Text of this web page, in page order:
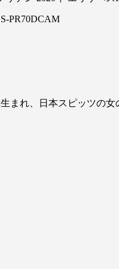
PR70DCAM
まれ、日本スピッツの女